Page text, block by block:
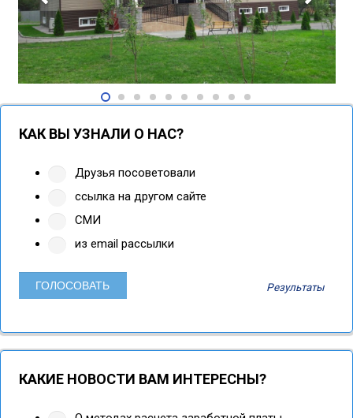
КАК ВЫ УЗНАЛИ О НАС?
Друзья посоветовали
ссылка на другом сайте
СМИ
из email рассылки
Результаты
КАКИЕ НОВОСТИ ВАМ ИНТЕРЕСНЫ?